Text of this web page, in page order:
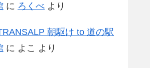
に ろくべ より
朝駆け to 道の駅
に よこ より